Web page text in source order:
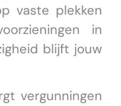
vaste plekken
in
blijft jouw
vergunningen